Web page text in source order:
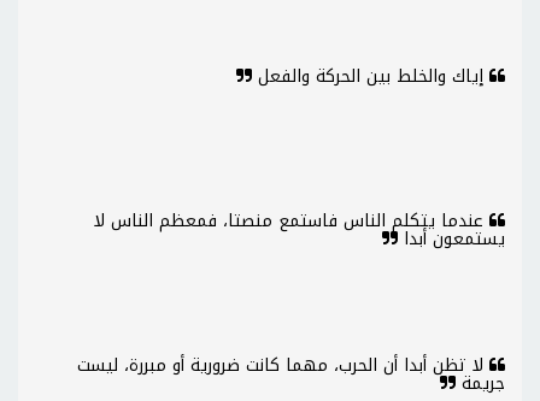
إياك والخلط بين الحركة والفعل
عندما يتكلم الناس فاستمع منصتا، فمعظم الناس لا
يستمعون أبدا
لا تظن أبدا أن الحرب، مهما كانت ضرورية أو مبررة، ليست
جريمة